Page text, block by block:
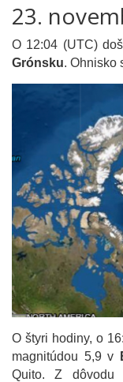
23.
O 12:04 (UTC)
Grónsku. Ohnisko
O štyri hodiny, o
magnitúdou 5,9 v
Quito. Z dôvodu